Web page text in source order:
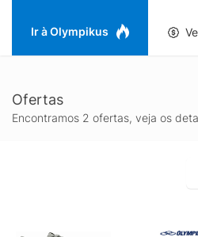
Ir à Olympikus
Ofertas
Encontramos 2 ofertas, veja os